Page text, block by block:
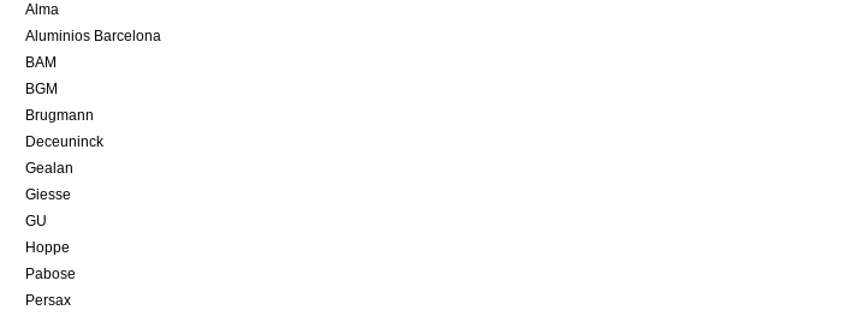
Alma
Aluminios Barcelona
BAM
BGM
Brugmann
Deceuninck
Gealan
Giesse
GU
Hoppe
Pabose
Persax